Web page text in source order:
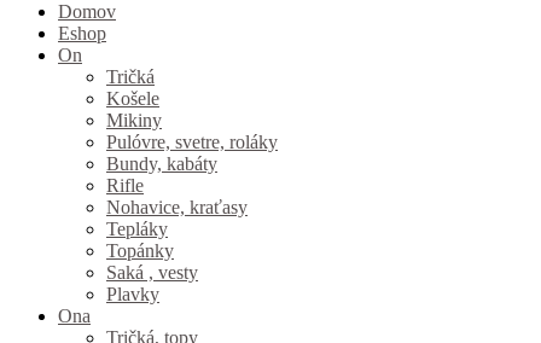
Domov
Eshop
On
Tričká
Košele
Mikiny
Pulóvre, svetre, roláky
Bundy, kabáty
Rifle
Nohavice, kraťasy
Tepláky
Topánky
Saká , vesty
Plavky
Ona
Tričká, topy